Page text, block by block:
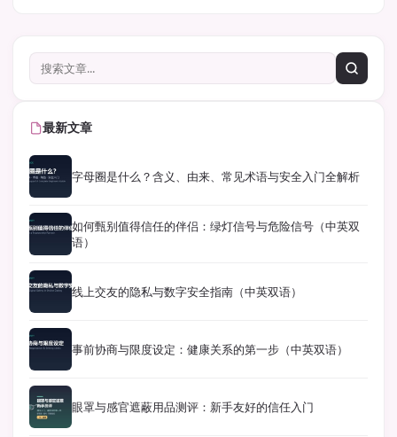
最新文章
字母圈是什么？含义、由来、常见术语与安全入门全解析
如何甄别值得信任的伴侣：绿灯信号与危险信号（中英双
语）
线上交友的隐私与数字安全指南（中英双语）
事前协商与限度设定：健康关系的第一步（中英双语）
眼罩与感官遮蔽用品测评：新手友好的信任入门